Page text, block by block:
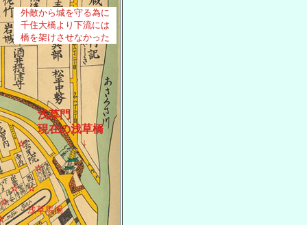
外敵から城を守る為に
千住大橋より下流には
橋を架けさせなかった
浅草門
現在の浅草橋
↓
☆
☆
☆
☆
☆
浅草馬場